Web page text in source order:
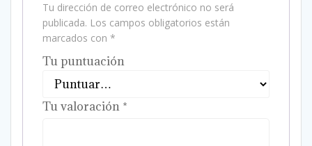
Tu dirección de correo electrónico no será
publicada. Los campos obligatorios están
marcados con *
Tu puntuación
Tu valoración *